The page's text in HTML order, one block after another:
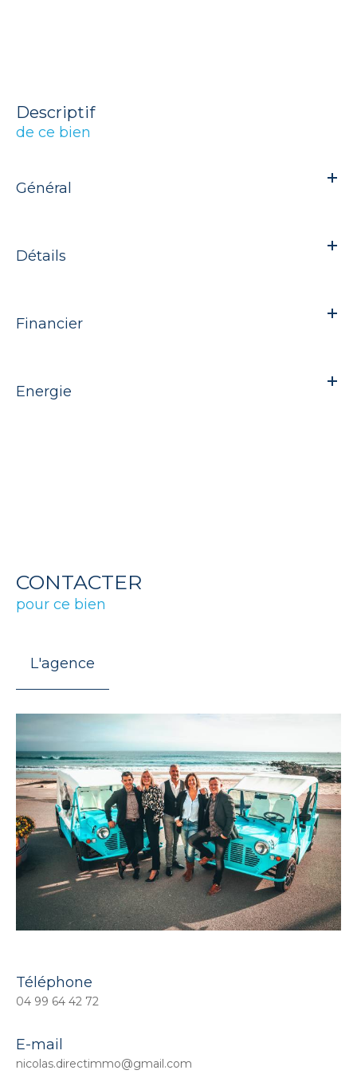
descriptif
de ce bien
Général
Détails
Financier
Energie
CONTACTER
pour ce bien
L'agence
Téléphone
04 99 64 42 72
E-mail
nicolas.directimmo@gmail.com